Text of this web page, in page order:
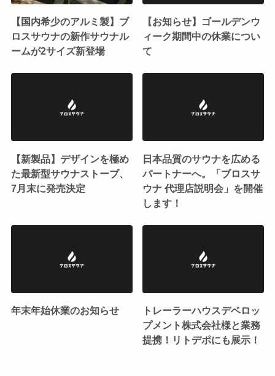
【国内希少のアルミ製】ブ
ロスサウナの新作サウナル
ームが2サイズ新登場
【お知らせ】ゴールデンウ
ィーク期間中の休業につい
て
【新製品】デザインを極め
た最新型サウナストーブ、
7月末に発売決定
日本品質のサウナを広める
パートナーへ。「ブロスサ
ウナ 代理店説明会」を開催
します！
年末年始休業のお知らせ
トレーラーハウスデベロッ
プメント株式会社様と業務
提携！リトデポにも展示！